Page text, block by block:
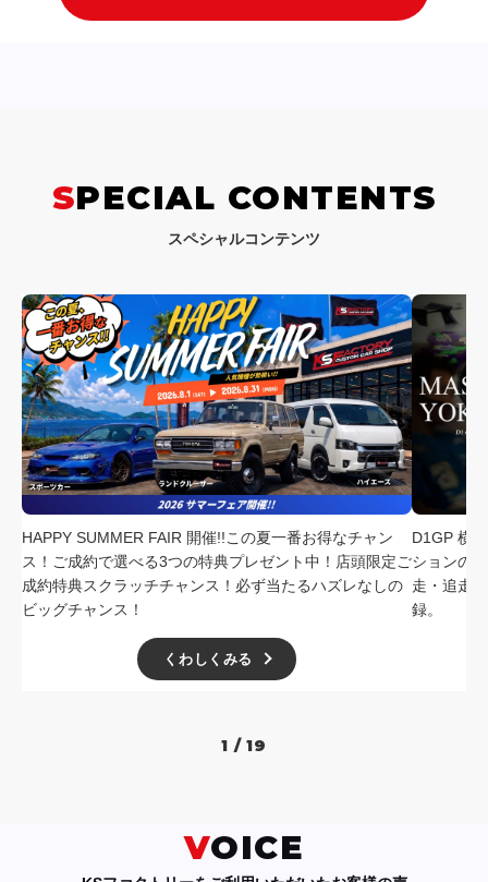
SPECIAL CONTENTS
スペシャルコンテンツ
HAPPY SUMMER FAIR 開催!!この夏一番お得なチャン
ス！ご成約で選べる3つの特典プレゼント中！店頭限定ご
成約特典スクラッチチャンス！必ず当たるハズレなしの
ビッグチャンス！
くわしくみる
D1GP 横
ションの
走・追走
録。
1 / 19
VOICE